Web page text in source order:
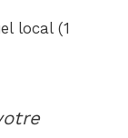
local (1